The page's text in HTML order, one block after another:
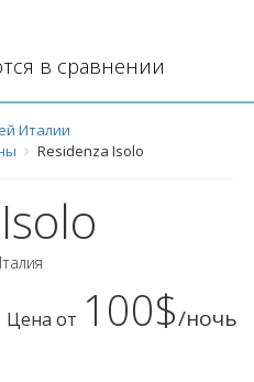
в сравнении
Италии
Residenza Isolo
Цена от 100$/ночь